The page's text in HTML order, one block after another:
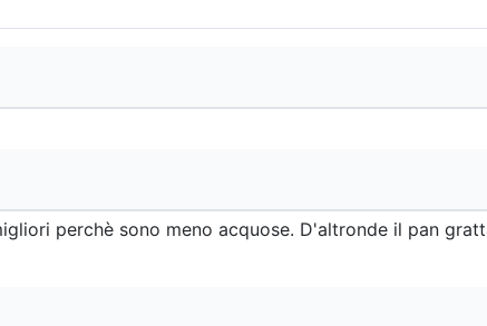
perchè sono meno acquose. D'altronde il pan